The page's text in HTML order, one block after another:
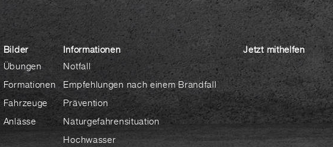
Bilder
Übungen
Formationen
Fahrzeuge
Anlässe
Informationen
Notfall
Empfehlungen nach einem Brandfall
Prävention
Naturgefahrensituation
Hochwasser
Jetzt mithelfen